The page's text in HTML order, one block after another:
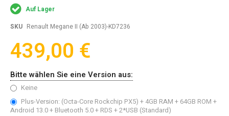
Auf Lager
SKU Renault Megane II (Ab 2003)-KD7236
439,00 €
Bitte wählen Sie eine Version aus:
Keine
Plus-Version: (Octa-Core Rockchip PX5) + 4GB RAM + 64GB ROM +
Android 13.0 + Bluetooth 5.0 + RDS + 2*USB (Standard)